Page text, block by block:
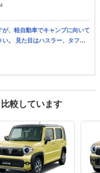
、軽自動車でキャンプに向いて
。 見た目はハスラー、タフ
車がいいです。 長く乗りたい
較しています